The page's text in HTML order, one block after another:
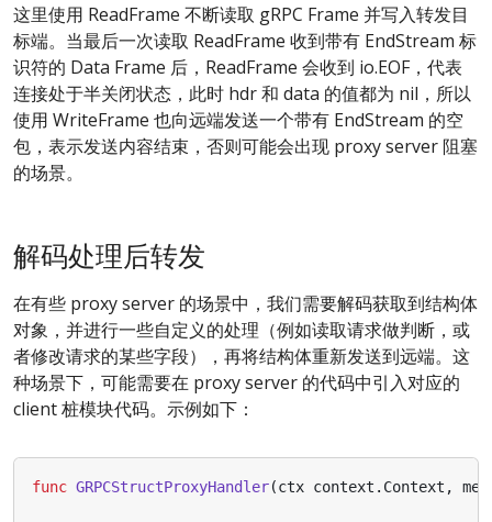
这里使用 ReadFrame 不断读取 gRPC Frame 并写入转发目
标端。当最后一次读取 ReadFrame 收到带有 EndStream 标
识符的 Data Frame 后，ReadFrame 会收到 io.EOF，代表
连接处于半关闭状态，此时 hdr 和 data 的值都为 nil，所以
使用 WriteFrame 也向远端发送一个带有 EndStream 的空
包，表示发送内容结束，否则可能会出现 proxy server 阻塞
的场景。
解码处理后转发
在有些 proxy server 的场景中，我们需要解码获取到结构体
对象，并进行一些自定义的处理（例如读取请求做判断，或
者修改请求的某些字段），再将结构体重新发送到远端。这
种场景下，可能需要在 proxy server 的代码中引入对应的
client 桩模块代码。示例如下：
func GRPCStructProxyHandler(ctx context . Context ,